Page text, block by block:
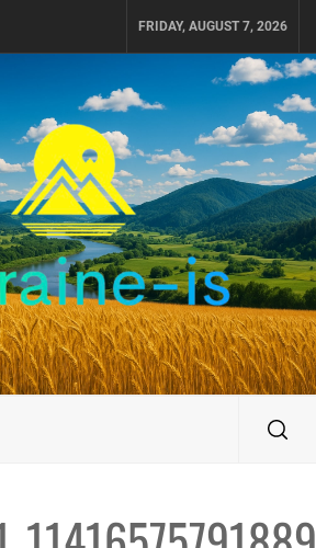
FRIDAY, AUGUST 7, 2026
IS
УКРАИНЕ